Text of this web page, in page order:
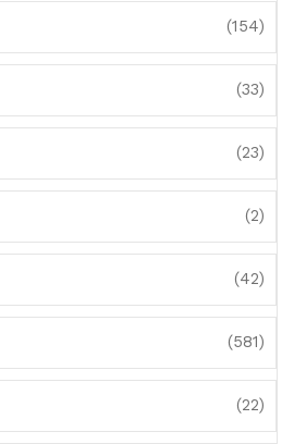
(154)
(33)
(23)
(2)
(42)
(581)
(22)